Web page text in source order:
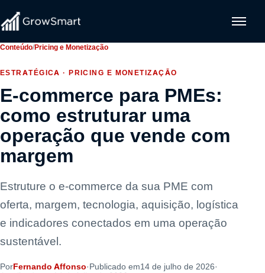
Conteúdo/Pricing e Monetização
ESTRATÉGICA · PRICING E MONETIZAÇÃO
E-commerce para PMEs:
como estruturar uma
operação que vende com
margem
Estruture o e-commerce da sua PME com
oferta, margem, tecnologia, aquisição, logística
e indicadores conectados em uma operação
sustentável.
PorFernando Affonso·Publicado em14 de julho de 2026·